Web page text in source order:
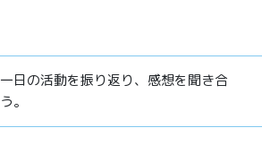
一日の活動を振り返り、感想を聞き合
う。